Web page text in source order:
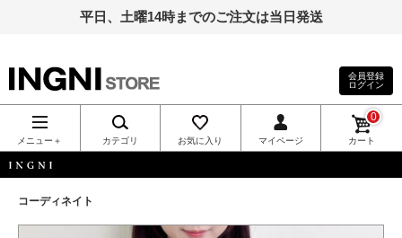
平日、土曜14時までのご注文は当日発送
INGNI（イン
グ）公式通
販｜INGNI
STORE
会員登録
ログイン
メニュー＋ カテゴリ お気に入り マイページ カート
0
コーディネイト